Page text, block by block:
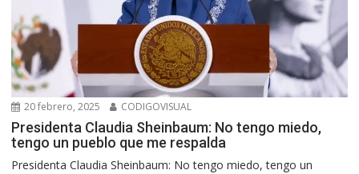
20 febrero, 2025 CODIGOVISUAL
Presidenta Claudia Sheinbaum: No tengo miedo,
tengo un pueblo que me respalda
Presidenta Claudia Sheinbaum: No tengo miedo, tengo un